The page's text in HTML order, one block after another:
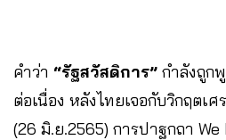
คำว่า “รัฐสวัสดิการ” กำลังถูก
ต่อเนื่อง หลังไทยเจอกับวิกฤตเ
(26 มิ.ย.2565) การปาฐกถา